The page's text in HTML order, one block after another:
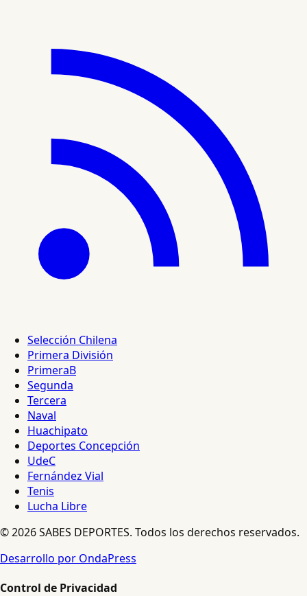
Selección Chilena
Primera División
PrimeraB
Segunda
Tercera
Naval
Huachipato
Deportes Concepción
UdeC
Fernández Vial
Tenis
Lucha Libre
© 2026 SABES DEPORTES. Todos los derechos reservados.
Desarrollo por OndaPress
Control de Privacidad